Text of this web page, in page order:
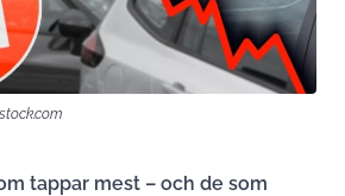
tappar mest – och de som